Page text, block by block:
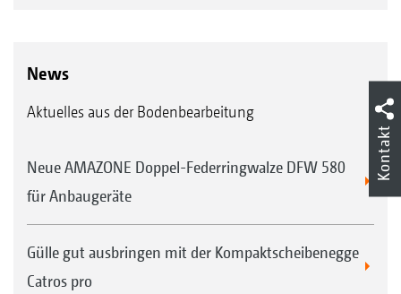
News
Aktuelles aus der Bodenbearbeitung
Neue AMAZONE Doppel-Federringwalze DFW 580
für Anbaugeräte
Gülle gut ausbringen mit der Kompaktscheibenegge
Catros pro
Kontakt